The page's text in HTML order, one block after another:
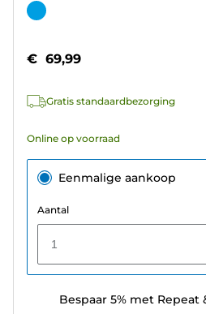
van
sterren.
beoordeling
Kleurencartridge
€ 69,99
Gratis standaardbezorging
Online op voorraad
Eenmalige aankoop
Aantal
1
Bespaar 5% met Repeat